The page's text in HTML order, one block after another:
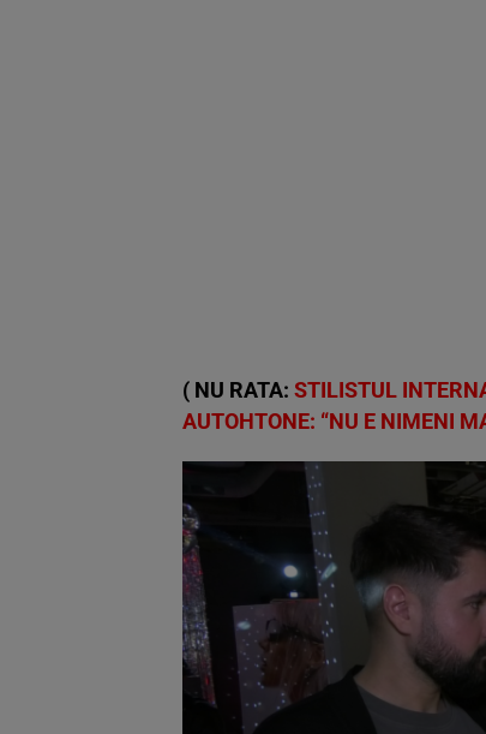
( NU RATA: STILISTUL
AUTOHTONE: “NU E NIMENI